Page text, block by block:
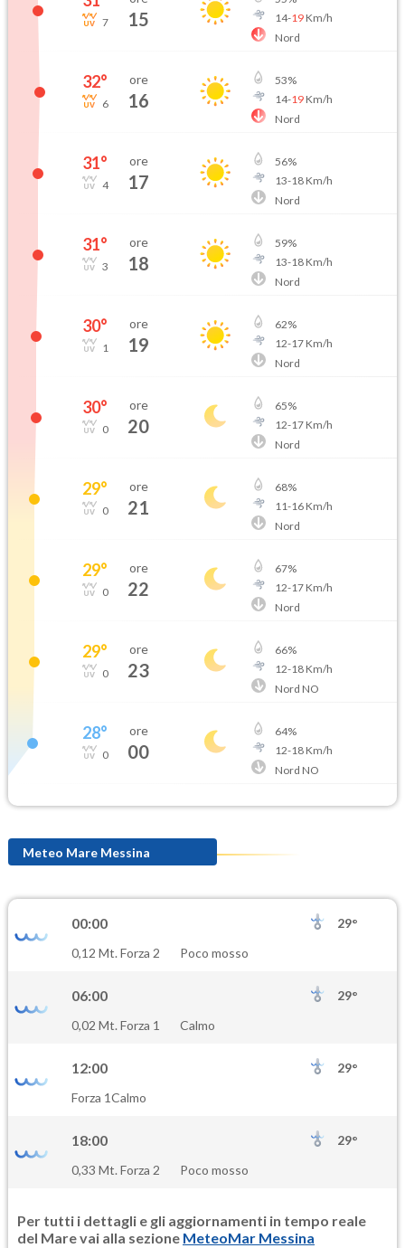
7 15
14-19Km/h
Nord
32°
6
ore
16
53%
14-19Km/h
Nord
31°
4
ore
17
56%
13-18Km/h
Nord
31°
3
ore
18
59%
13-18Km/h
Nord
30°
1
ore
19
62%
12-17Km/h
Nord
30°
0
ore
20
65%
12-17Km/h
Nord
29°
0
ore
21
68%
11-16Km/h
Nord
29°
0
ore
22
67%
12-17Km/h
Nord
29°
0
ore
23
66%
12-18Km/h
Nord NO
28°
0
ore
00
64%
12-18Km/h
Nord NO
Meteo Mare Messina
00:00
29°
0,12 Mt. Forza 2
Poco mosso
06:00
29°
0,02 Mt. Forza 1
Calmo
12:00
29°
Forza 1Calmo
18:00
29°
0,33 Mt. Forza 2
Poco mosso
Per tutti i dettagli e gli aggiornamenti in tempo reale
del Mare vai alla sezione MeteoMar Messina